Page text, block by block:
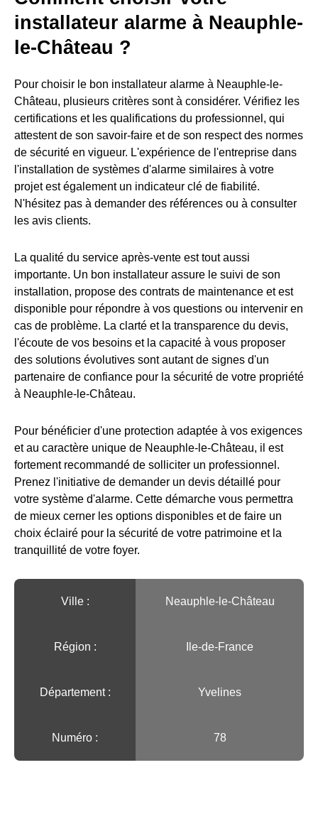
installateur alarme à Neauphle-
le-Château ?
Pour choisir le bon installateur alarme à Neauphle-le-
Château, plusieurs critères sont à considérer. Vérifiez les
certifications et les qualifications du professionnel, qui
attestent de son savoir-faire et de son respect des normes
de sécurité en vigueur. L'expérience de l'entreprise dans
l'installation de systèmes d'alarme similaires à votre
projet est également un indicateur clé de fiabilité.
N'hésitez pas à demander des références ou à consulter
les avis clients.
La qualité du service après-vente est tout aussi
importante. Un bon installateur assure le suivi de son
installation, propose des contrats de maintenance et est
disponible pour répondre à vos questions ou intervenir en
cas de problème. La clarté et la transparence du devis,
l'écoute de vos besoins et la capacité à vous proposer
des solutions évolutives sont autant de signes d'un
partenaire de confiance pour la sécurité de votre propriété
à Neauphle-le-Château.
Pour bénéficier d'une protection adaptée à vos exigences
et au caractère unique de Neauphle-le-Château, il est
fortement recommandé de solliciter un professionnel.
Prenez l'initiative de demander un devis détaillé pour
votre système d'alarme. Cette démarche vous permettra
de mieux cerner les options disponibles et de faire un
choix éclairé pour la sécurité de votre patrimoine et la
tranquillité de votre foyer.
Ville :️ Neauphle-le-Château
Région :️ Ile-de-France
Département : Yvelines
Numéro : 78